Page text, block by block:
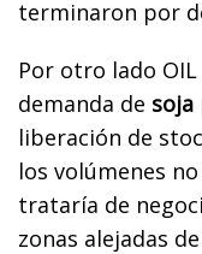
terminaron por
Por otro lado
demanda de soja
liberación de
los volúmenes
trataría de
zonas alejadas